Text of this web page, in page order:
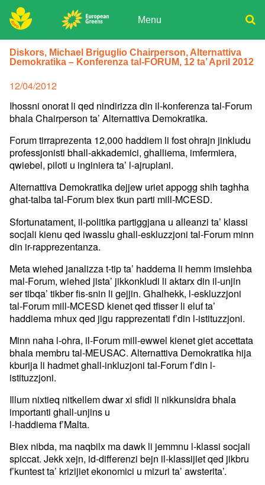
Skip
to
content Menu
Donate
Join
Search
for:
Diskors, Michael Briguglio Chairperson, Alternattiva
Demokratika – Konferenza tal-FORUM, 12 ta’ April 2012
Posted
on
12/04/2012
Ihossni onorat li qed nindirizza din il-konferenza tal-Forum
bhala Chairperson ta’ Alternattiva Demokratika.
Forum tirraprezenta 12,000 haddiem li fost ohrajn jinkludu
professjonisti bhall-akkademici, ghalliema, imfermiera,
qwiebel, piloti u inginiera ta’ l-ajruplani.
Alternattiva Demokratika dejjew uriet appogg shih taghha
ghat-talba tal-Forum biex tkun parti mill-MCESD.
Sfortunatament, il-politika partiggjana u alleanzi ta’ klassi
socjali kienu qed iwasslu ghall-eskluzzjoni tal-Forum minn
din ir-rapprezentanza.
Meta wiehed janalizza t-tip ta’ haddema li hemm imsiehba
mal-Forum, wiehed jista’ jikkonkludi li aktarx din il-unjin
ser tibqa’ tikber fis-snin li gejjin. Ghalhekk, l-eskluzzjoni
tal-Forum mill-MCESD kienet qed tfisser li eluf ta’
haddiema mhux qed jigu rapprezentati f’din l-istituzzjoni.
Minn naha l-ohra, il-Forum mill-ewwel kienet giet accettata
bhala membru tal-MEUSAC. Alternattiva Demokratika hija
kburija li hadmet ghall-inkluzjoni tal-Forum f’din l-
istituzzjoni.
Illum nixtieq nitkellem dwar xi sfidi li nikkunsidra bhala
importanti ghall-unjins u
l-haddiema f’Malta.
Biex nibda, ma naqbilx ma dawk li jemmnu l-klassi socjali
spiccat. Jekk xejn, id-differenzi bejn il-klassijiet qed jikbru
f’kuntest ta’ krizijiet ekonomici u mizuri ta’ awsterita’.